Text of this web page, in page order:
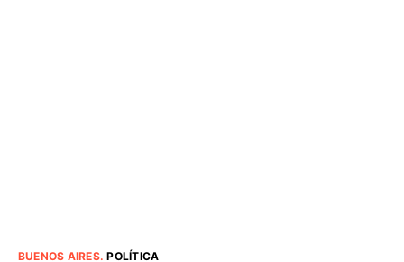
BUENOS AIRES.POLÍTICA